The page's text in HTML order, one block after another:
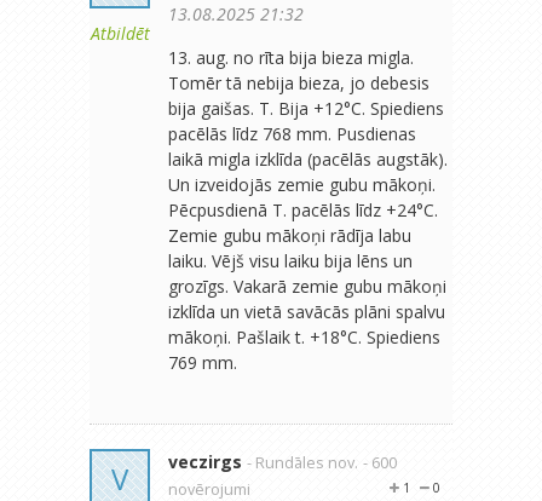
Atbildēt
13.08.2025 21:32
13. aug. no rīta bija bieza migla.
Tomēr tā nebija bieza, jo debesis
bija gaišas. T. Bija +12°C. Spiediens
pacēlās līdz 768 mm. Pusdienas
laikā migla izklīda (pacēlās augstāk).
Un izveidojās zemie gubu mākoņi.
Pēcpusdienā T. pacēlās līdz +24°C.
Zemie gubu mākoņi rādīja labu
laiku. Vējš visu laiku bija lēns un
grozīgs. Vakarā zemie gubu mākoņi
izklīda un vietā savācās plāni spalvu
mākoņi. Pašlaik t. +18°C. Spiediens
769 mm.
V veczirgs - Rundāles nov. - 600
novērojumi
0
1